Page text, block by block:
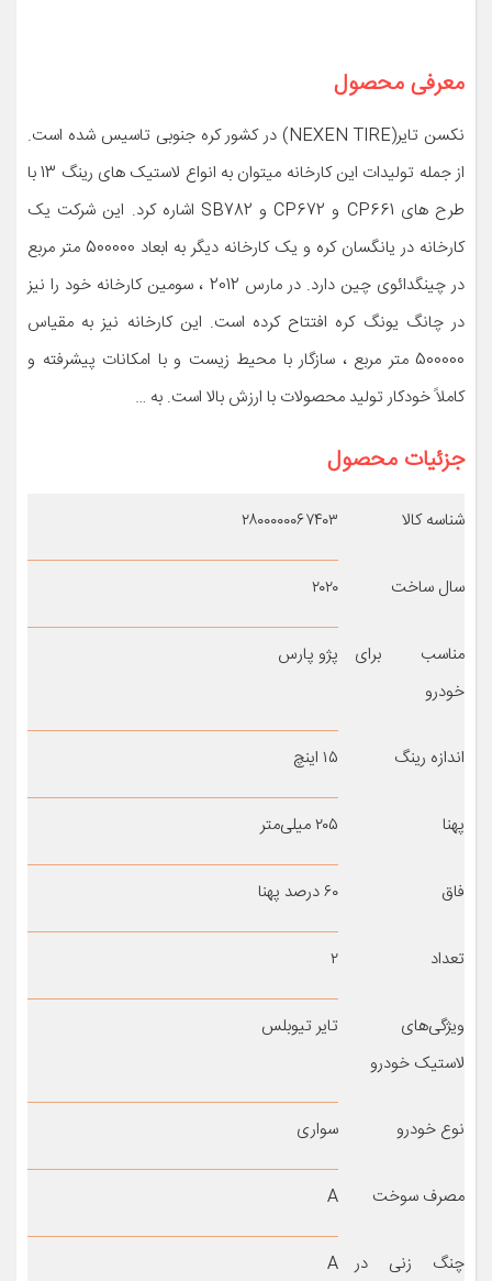
معرفی محصول
نکسن تایر(NEXEN TIRE) در کشور کره جنوبی تاسیس شده است.
از جمله تولیدات این کارخانه میتوان به انواع لاستیک های رینگ 13 با
طرح های CP661 و CP672 و SB782 اشاره کرد. این شرکت یک
کارخانه در یانگسان کره و یک کارخانه دیگر به ابعاد 500000 متر مربع
در چینگدائوی چین دارد. در مارس 2012 ، سومین کارخانه خود را نیز
در چانگ یونگ کره افتتاح کرده است. این کارخانه نیز به مقیاس
500000 متر مربع ، سازگار با محیط زیست و با امکانات پیشرفته و
کاملاً خودکار تولید محصولات با ارزش بالا است. به …
جزئیات محصول
شناسه کالا ۲۸۰۰۰۰۰۰۶۷۴۰۳
سال ساخت ۲۰۲۰
مناسب برای
خودرو
پژو پارس
اندازه رینگ ۱۵ اینچ
پهنا ۲۰۵ میلی‌متر
فاق ۶۰ درصد پهنا
تعداد ۲
ویژگی‌های
لاستیک خودرو
تایر تیوبلس
نوع خودرو سواری
مصرف سوخت A
چنگ زنی در A